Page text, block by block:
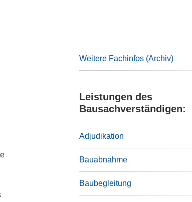
Weitere Fachinfos (Archiv)
Leistungen des
Bausachverständigen:
Adjudikation
Bauabnahme
Baubegleitung